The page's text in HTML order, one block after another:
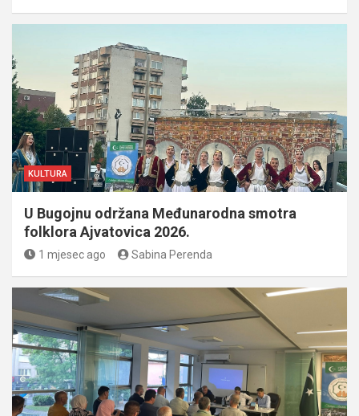
KULTURA
U Bugojnu održana Međunarodna smotra
folklora Ajvatovica 2026.
1 mjesec ago Sabina Perenda